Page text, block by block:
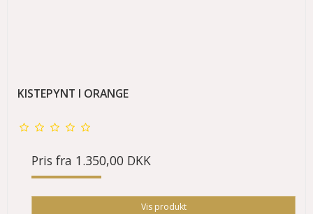
KISTEPYNT I ORANGE
Pris fra 1.350,00 DKK
Vis produkt